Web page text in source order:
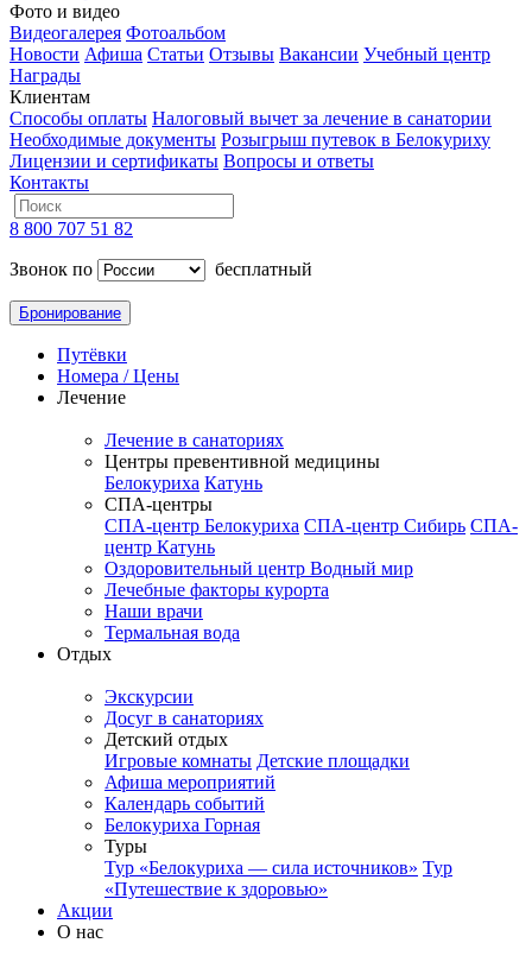
Фото и видео
Видеогалерея Фотоальбом
Новости Афиша Статьи Отзывы Вакансии Учебный центр
Награды
Клиентам
Способы оплаты Налоговый вычет за лечение в санатории
Необходимые документы Розыгрыш путевок в Белокуриху
Лицензии и сертификаты Вопросы и ответы
Контакты
8 800 707 51 82
Звонок по
бесплатный
Бронирование
Путёвки
Номера / Цены
Лечение
Лечение в санаториях
Центры превентивной медицины
Белокуриха Катунь
СПА-центры
СПА-центр Белокуриха СПА-центр Сибирь СПА-
центр Катунь
Оздоровительный центр Водный мир
Лечебные факторы курорта
Наши врачи
Термальная вода
Отдых
Экскурсии
Досуг в санаториях
Детский отдых
Игровые комнаты Детские площадки
Афиша мероприятий
Календарь событий
Белокуриха Горная
Туры
Тур «Белокуриха — сила источников» Тур
«Путешествие к здоровью»
Акции
О нас